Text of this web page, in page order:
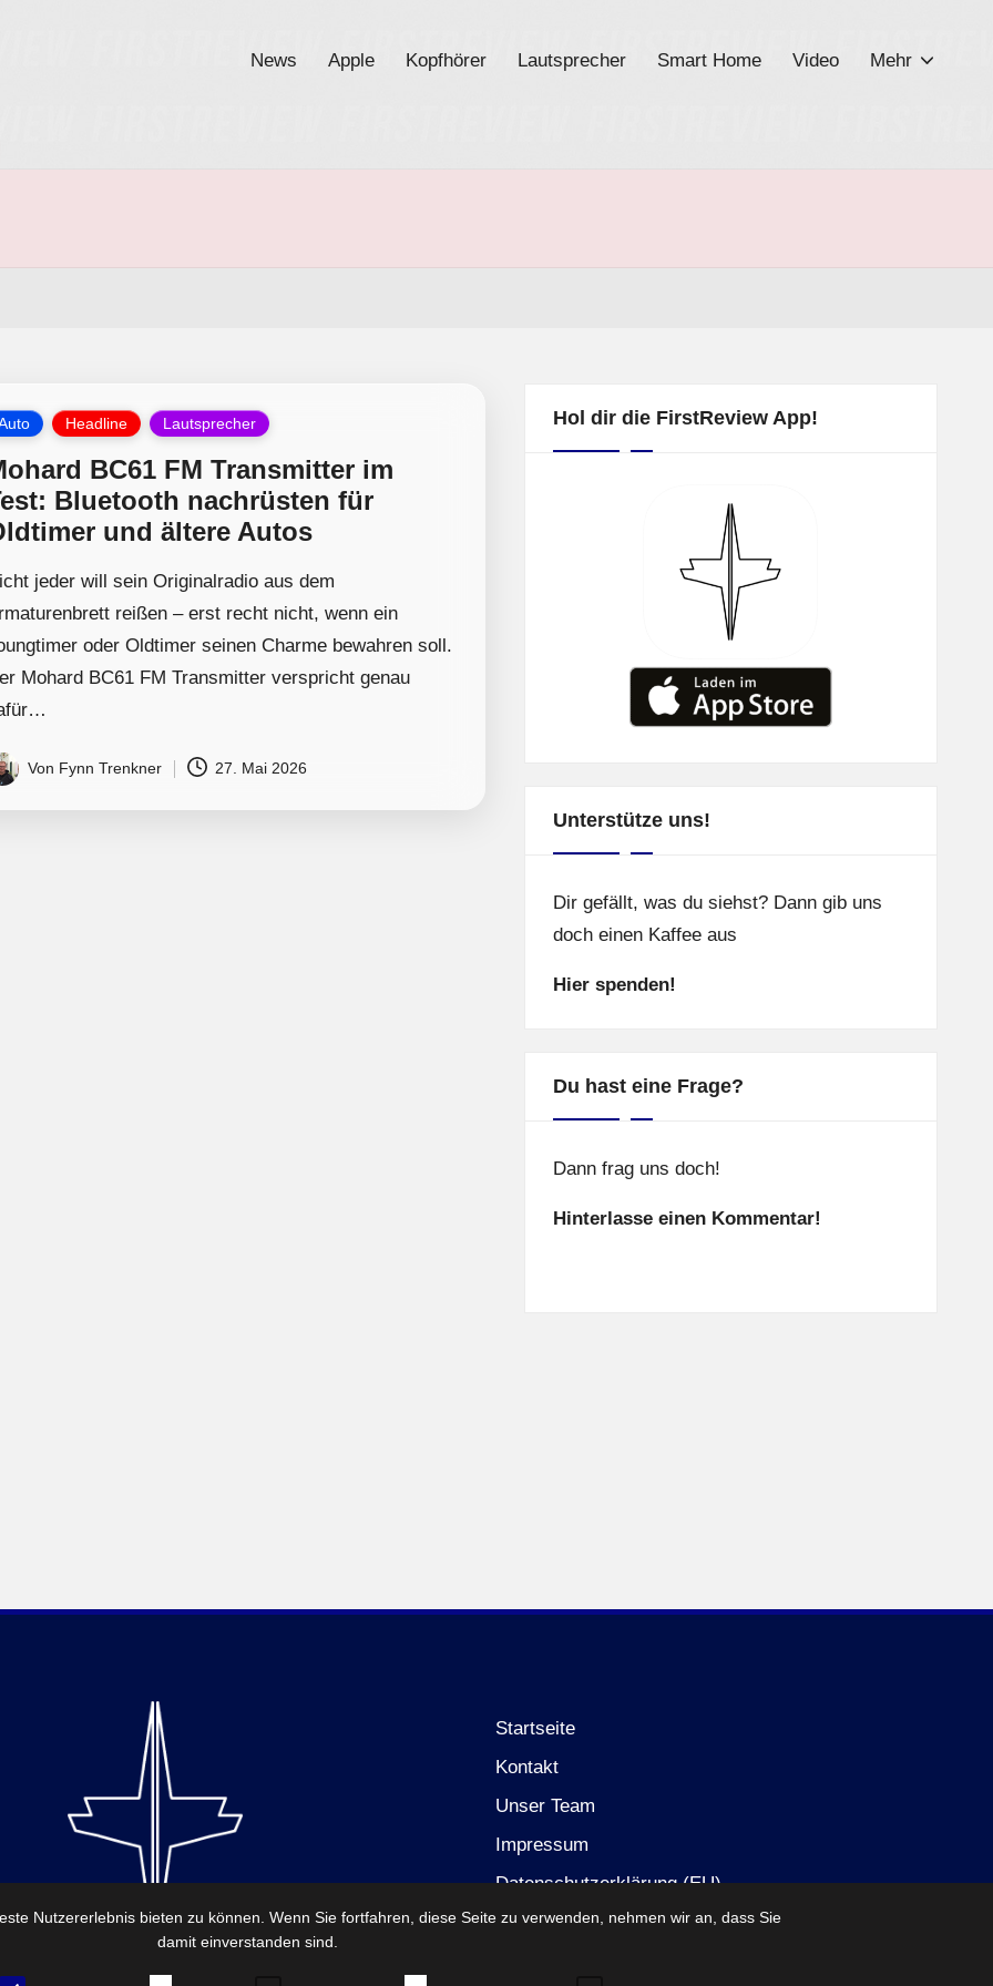
News Apple Kopfhörer Lautsprecher Smart Home Video Mehr
Headline Lautsprecher
BC61 FM Transmitter im
Bluetooth nachrüsten für
und ältere Autos
jeder will sein Originalradio aus dem
reißen – erst recht nicht, wenn ein
oder Oldtimer seinen Charme bewahren soll.
Mohard BC61 FM Transmitter verspricht genau
Von Fynn Trenkner 27. Mai 2026
Hol dir die FirstReview App!
Unterstütze uns!
Dir gefällt, was du siehst? Dann gib uns
doch einen Kaffee aus
Hier spenden!
Du hast eine Frage?
Dann frag uns doch!
Hinterlasse einen Kommentar!
Startseite
Kontakt
Unser Team
Impressum
Datenschutzerklärung (EU)
Partner
Nutzererlebnis bieten zu können. Wenn Sie fortfahren, diese Seite zu verwenden, nehmen wir an, dass Sie
damit einverstanden sind.